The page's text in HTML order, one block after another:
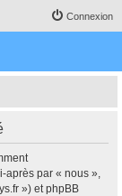
Connexion
après par « nous »,
») et phpBB